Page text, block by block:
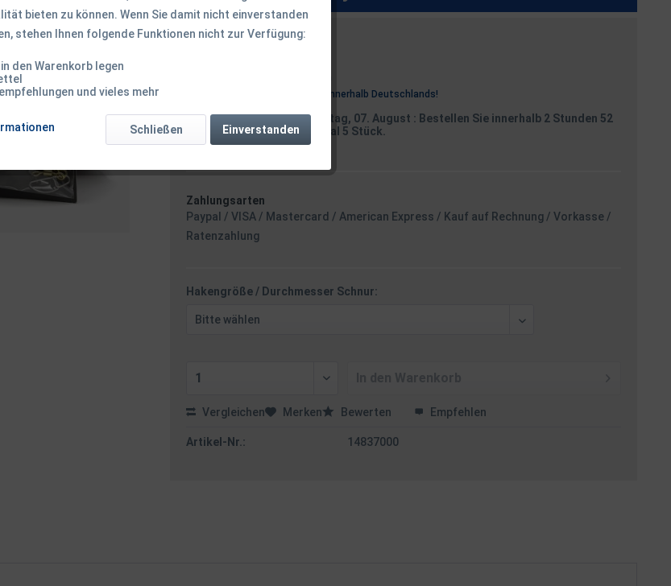
5,50 € *
innerhalb Deutschlands!
Versand am Freitag, 07. August : Bestellen Sie innerhalb 2 Stunden 52
Minuten - maximal 5 Stück.
Zahlungsarten
Paypal / VISA / Mastercard / American Express / Kauf auf Rechnung / Vorkasse /
Ratenzahlung
Hakengröße / Durchmesser Schnur:
Vergleichen Merken Bewerten Empfehlen
Artikel-Nr.: 14837000
bieten zu können. Wenn Sie damit nicht einverstanden
stehen Ihnen folgende Funktionen nicht zur Verfügung:
den Warenkorb legen
und vieles mehr
Einverstanden
Schließen